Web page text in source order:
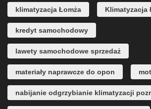
klimatyzacja Łomża Klimatyzacja
kredyt samochodowy
lawety samochodowe sprzedaż
materiały naprawcze do opon
nabijanie odgrzybianie klimatyzacji